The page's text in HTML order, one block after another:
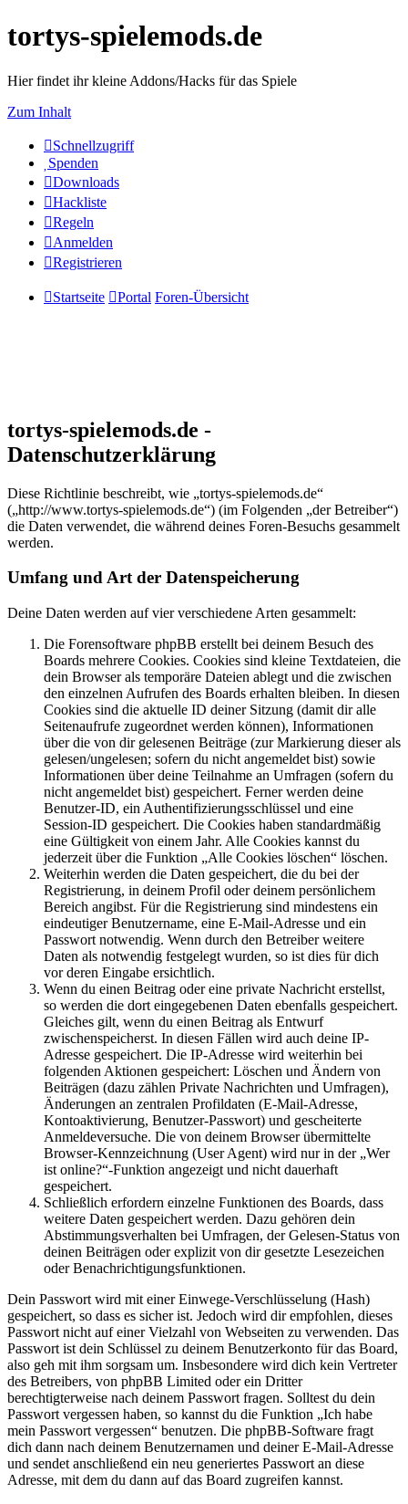
tortys-spielemods.de
Hier findet ihr kleine Addons/Hacks für das Spiele
Zum Inhalt
Schnellzugriff
Spenden
Downloads
Hackliste
Regeln
Anmelden
Registrieren
Startseite Portal Foren-Übersicht
tortys-spielemods.de -
Datenschutzerklärung
Diese Richtlinie beschreibt, wie „tortys-spielemods.de“
(„http://www.tortys-spielemods.de“) (im Folgenden „der Betreiber“)
die Daten verwendet, die während deines Foren-Besuchs gesammelt
werden.
Umfang und Art der Datenspeicherung
Deine Daten werden auf vier verschiedene Arten gesammelt:
Die Forensoftware phpBB erstellt bei deinem Besuch des
Boards mehrere Cookies. Cookies sind kleine Textdateien, die
dein Browser als temporäre Dateien ablegt und die zwischen
den einzelnen Aufrufen des Boards erhalten bleiben. In diesen
Cookies sind die aktuelle ID deiner Sitzung (damit dir alle
Seitenaufrufe zugeordnet werden können), Informationen
über die von dir gelesenen Beiträge (zur Markierung dieser als
gelesen/ungelesen; sofern du nicht angemeldet bist) sowie
Informationen über deine Teilnahme an Umfragen (sofern du
nicht angemeldet bist) gespeichert. Ferner werden deine
Benutzer-ID, ein Authentifizierungsschlüssel und eine
Session-ID gespeichert. Die Cookies haben standardmäßig
eine Gültigkeit von einem Jahr. Alle Cookies kannst du
jederzeit über die Funktion „Alle Cookies löschen“ löschen.
Weiterhin werden die Daten gespeichert, die du bei der
Registrierung, in deinem Profil oder deinem persönlichem
Bereich angibst. Für die Registrierung sind mindestens ein
eindeutiger Benutzername, eine E-Mail-Adresse und ein
Passwort notwendig. Wenn durch den Betreiber weitere
Daten als notwendig festgelegt wurden, so ist dies für dich
vor deren Eingabe ersichtlich.
Wenn du einen Beitrag oder eine private Nachricht erstellst,
so werden die dort eingegebenen Daten ebenfalls gespeichert.
Gleiches gilt, wenn du einen Beitrag als Entwurf
zwischenspeicherst. In diesen Fällen wird auch deine IP-
Adresse gespeichert. Die IP-Adresse wird weiterhin bei
folgenden Aktionen gespeichert: Löschen und Ändern von
Beiträgen (dazu zählen Private Nachrichten und Umfragen),
Änderungen an zentralen Profildaten (E-Mail-Adresse,
Kontoaktivierung, Benutzer-Passwort) und gescheiterte
Anmeldeversuche. Die von deinem Browser übermittelte
Browser-Kennzeichnung (User Agent) wird nur in der „Wer
ist online?“-Funktion angezeigt und nicht dauerhaft
gespeichert.
Schließlich erfordern einzelne Funktionen des Boards, dass
weitere Daten gespeichert werden. Dazu gehören dein
Abstimmungsverhalten bei Umfragen, der Gelesen-Status von
deinen Beiträgen oder explizit von dir gesetzte Lesezeichen
oder Benachrichtigungsfunktionen.
Dein Passwort wird mit einer Einwege-Verschlüsselung (Hash)
gespeichert, so dass es sicher ist. Jedoch wird dir empfohlen, dieses
Passwort nicht auf einer Vielzahl von Webseiten zu verwenden. Das
Passwort ist dein Schlüssel zu deinem Benutzerkonto für das Board,
also geh mit ihm sorgsam um. Insbesondere wird dich kein Vertreter
des Betreibers, von phpBB Limited oder ein Dritter
berechtigterweise nach deinem Passwort fragen. Solltest du dein
Passwort vergessen haben, so kannst du die Funktion „Ich habe
mein Passwort vergessen“ benutzen. Die phpBB-Software fragt
dich dann nach deinem Benutzernamen und deiner E-Mail-Adresse
und sendet anschließend ein neu generiertes Passwort an diese
Adresse, mit dem du dann auf das Board zugreifen kannst.